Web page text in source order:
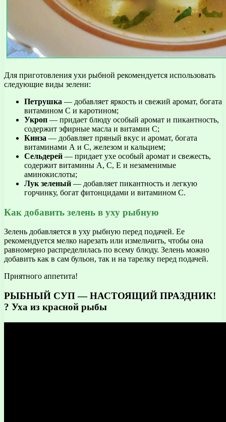
Для приготовления ухи рыбной рекомендуется использовать
следующие виды зелени:
Петрушка — добавляет яркость и свежий аромат, богата
витамином С и каротином;
Укроп — придает блюду особый аромат и пикантность,
содержит эфирные масла и витамин С;
Кинза — добавляет пряный вкус и аромат, богата
витаминами А и С, железом и кальцием;
Сельдерей — придает ухе особый аромат и свежесть,
содержит витамины А, С, Е и незаменимые
аминокислоты;
Лук зеленый — добавляет пикантность и легкую
горчинку, богат фитонцидами и витамином С.
Как добавить зелень в уху рыбную
Зелень добавляется в уху рыбную перед подачей. Ее
рекомендуется мелко нарезать или измельчить, чтобы она
равномерно распределилась по всему блюду. Зелень можно
добавить как в сам бульон, так и на тарелку перед подачей.
Приятного аппетита!
РЫБНЫЙ СУП — НАСТОЯЩИЙ ПРАЗДНИК!
? Уха из красной рыбы